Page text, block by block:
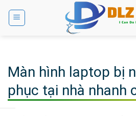
Màn hình laptop bị
phục tại nhà nhanh